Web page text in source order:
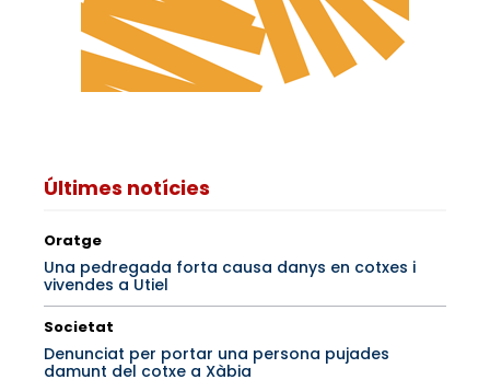
Últimes notícies
Oratge
Una pedregada forta causa danys en cotxes i
vivendes a Utiel
Societat
Denunciat per portar una persona pujades
damunt del cotxe a Xàbia